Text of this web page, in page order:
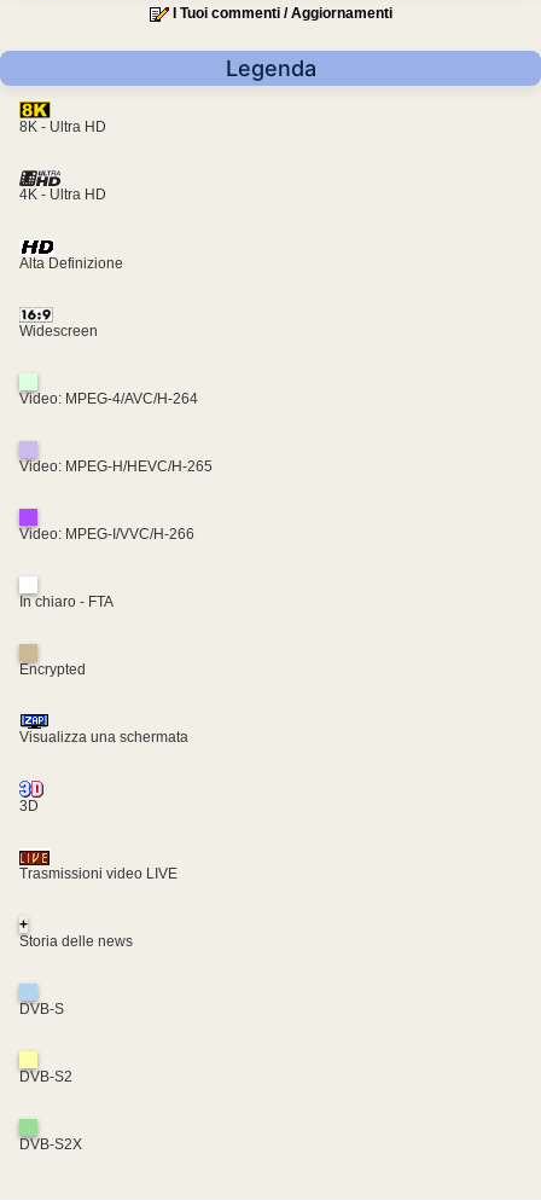
I Tuoi commenti / Aggiornamenti
Legenda
8K - Ultra HD
4K - Ultra HD
Alta Definizione
Widescreen
Video: MPEG-4/AVC/H-264
Video: MPEG-H/HEVC/H-265
Video: MPEG-I/VVC/H-266
In chiaro - FTA
Encrypted
Visualizza una schermata
3D
Trasmissioni video LIVE
+
Storia delle news
DVB-S
DVB-S2
DVB-S2X